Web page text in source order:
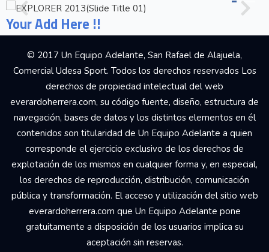
Your Add Here !!
© 2017 Un Equipo Adelante, San Rafael de Alajuela,
Comercial Udesa Sport. Todos los derechos reservados Los
derechos de propiedad intelectual del web
everardoherrera.com, su código fuente, diseño, estructura de
navegación, bases de datos y los distintos elementos en él
contenidos son titularidad de Un Equipo Adelante a quien
corresponde el ejercicio exclusivo de los derechos de
explotación de los mismos en cualquier forma y, en especial,
los derechos de reproducción, distribución, comunicación
pública y transformación. El acceso y utilización del sitio web
everardoherrera.com que Un Equipo Adelante pone
gratuitamente a disposición de los usuarios implica su
aceptación sin reservas.